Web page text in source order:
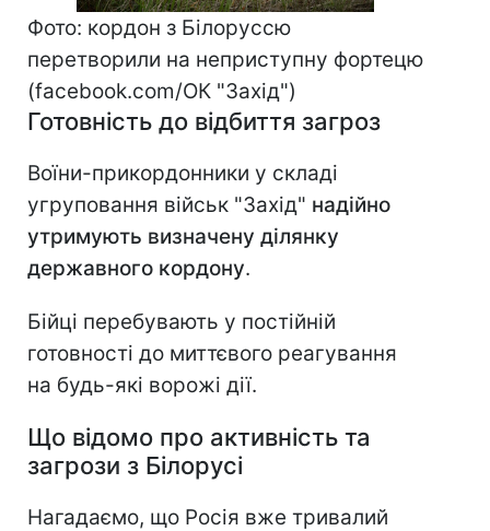
Фото: кордон з Білоруссю
перетворили на неприступну фортецю
(facebook.com/ОК "Захід")
Готовність до відбиття загроз
Воїни-прикордонники у складі
угруповання військ "Захід" надійно
утримують визначену ділянку
державного кордону.
Бійці перебувають у постійній
готовності до миттєвого реагування
на будь-які ворожі дії.
Що відомо про активність та
загрози з Білорусі
Нагадаємо, що Росія вже тривалий